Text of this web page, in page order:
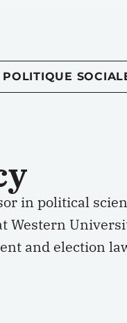
POLITIQUE
in political
Western
and election